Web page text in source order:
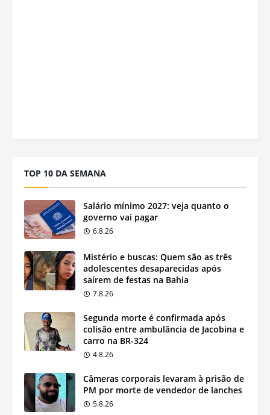
TOP 10 DA SEMANA
Salário mínimo 2027: veja quanto o
governo vai pagar
6.8.26
Mistério e buscas: Quem são as três
adolescentes desaparecidas após
saírem de festas na Bahia
7.8.26
Segunda morte é confirmada após
colisão entre ambulância de Jacobina e
carro na BR-324
4.8.26
Câmeras corporais levaram à prisão de
PM por morte de vendedor de lanches
5.8.26